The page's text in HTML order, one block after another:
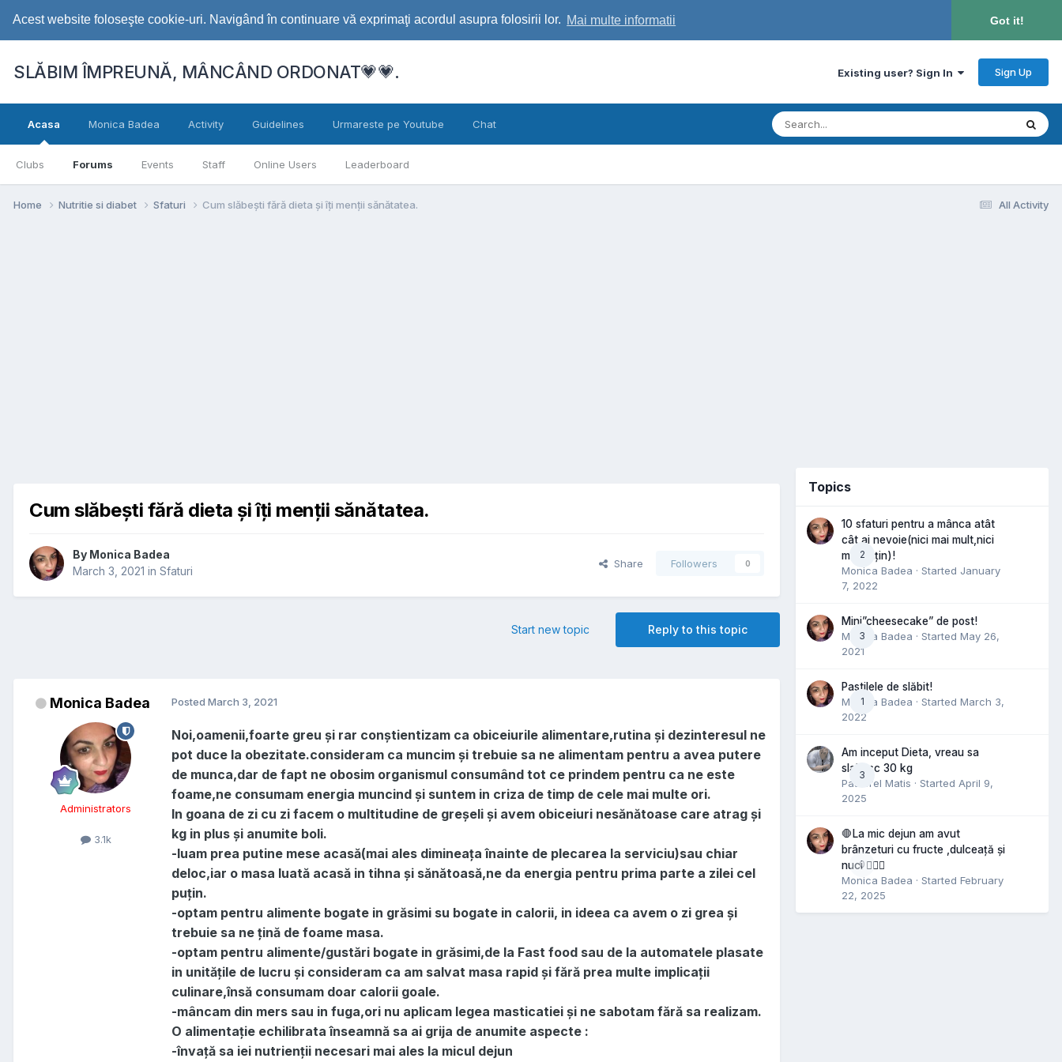
Acest website foloseşte cookie-uri. Navigând în continuare vă exprimaţi acordul asupra folosirii lor. Mai multe informatii Got it!
SLĂBIM ÎMPREUNĂ, MÂNCÂND ORDONAT💗💗. Existing user? Sign In Sign Up
Acasa
Clubs Forums Events Staff Online Users Leaderboard
Monica Badea Activity Guidelines Urmareste pe Youtube Chat
All Activity
Home Nutritie si diabet Sfaturi Cum slăbești fără dieta și îți menții sănătatea.
Cum slăbești fără dieta și îți menții sănătatea.
By Monica Badea
March 3, 2021 in Sfaturi
Share Followers 0
Reply to this topic
Start new topic
Monica Badea
Administrators
3.1k
Posted March 3, 2021
Noi,oamenii,foarte greu și rar conștientizam ca obiceiurile alimentare,rutina și dezinteresul ne
pot duce la obezitate.consideram ca muncim și trebuie sa ne alimentam pentru a avea putere
de munca,dar de fapt ne obosim organismul consumând tot ce prindem pentru ca ne este
foame,ne consumam energia muncind și suntem in criza de timp de cele mai multe ori.
In goana de zi cu zi facem o multitudine de greșeli și avem obiceiuri nesănătoase care atrag și
kg in plus și anumite boli.
-luam prea putine mese acasă(mai ales dimineața înainte de plecarea la serviciu)sau chiar
deloc,iar o masa luată acasă in tihna și sănătoasă,ne da energia pentru prima parte a zilei cel
puțin.
-optam pentru alimente bogate in grăsimi su bogate in calorii, in ideea ca avem o zi grea și
trebuie sa ne țină de foame masa.
-optam pentru alimente/gustări bogate in grăsimi,de la Fast food sau de la automatele plasate
in unitățile de lucru și consideram ca am salvat masa rapid și fără prea multe implicații
culinare,însă consumam doar calorii goale.
-mâncam din mers sau in fuga,ori nu aplicam legea masticatiei și ne sabotam fără sa realizam.
O alimentație echilibrata înseamnă sa ai grija de anumite aspecte :
-învață sa iei nutrienții necesari mai ales la micul dejun
Topics
2
10 sfaturi pentru a mânca atât
cât ai nevoie(nici mai mult,nici
mai puțin)!
Monica Badea · Started January
7, 2022
3
Mini”cheesecake” de post!
Monica Badea · Started May 26,
2021
1
Pastilele de slăbit!
Monica Badea · Started March 3,
2022
3
Am inceput Dieta, vreau sa
slabesc 30 kg
Pastorel Matis · Started April 9,
2025
0
🛑La mic dejun am avut
brânzeturi cu fructe ,dulceață și
nuci 🤷🏻‍♀️
Monica Badea · Started February
22, 2025